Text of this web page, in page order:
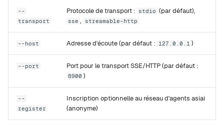
--
transport
Protocole de transport : stdio (par défaut),
sse , streamable-http
--host Adresse d'écoute (par défaut : 127.0.0.1 )
--port Port pour le transport SSE/HTTP (par défaut :
8900 )
--
register
Inscription optionnelle au réseau d'agents asiai
(anonyme)